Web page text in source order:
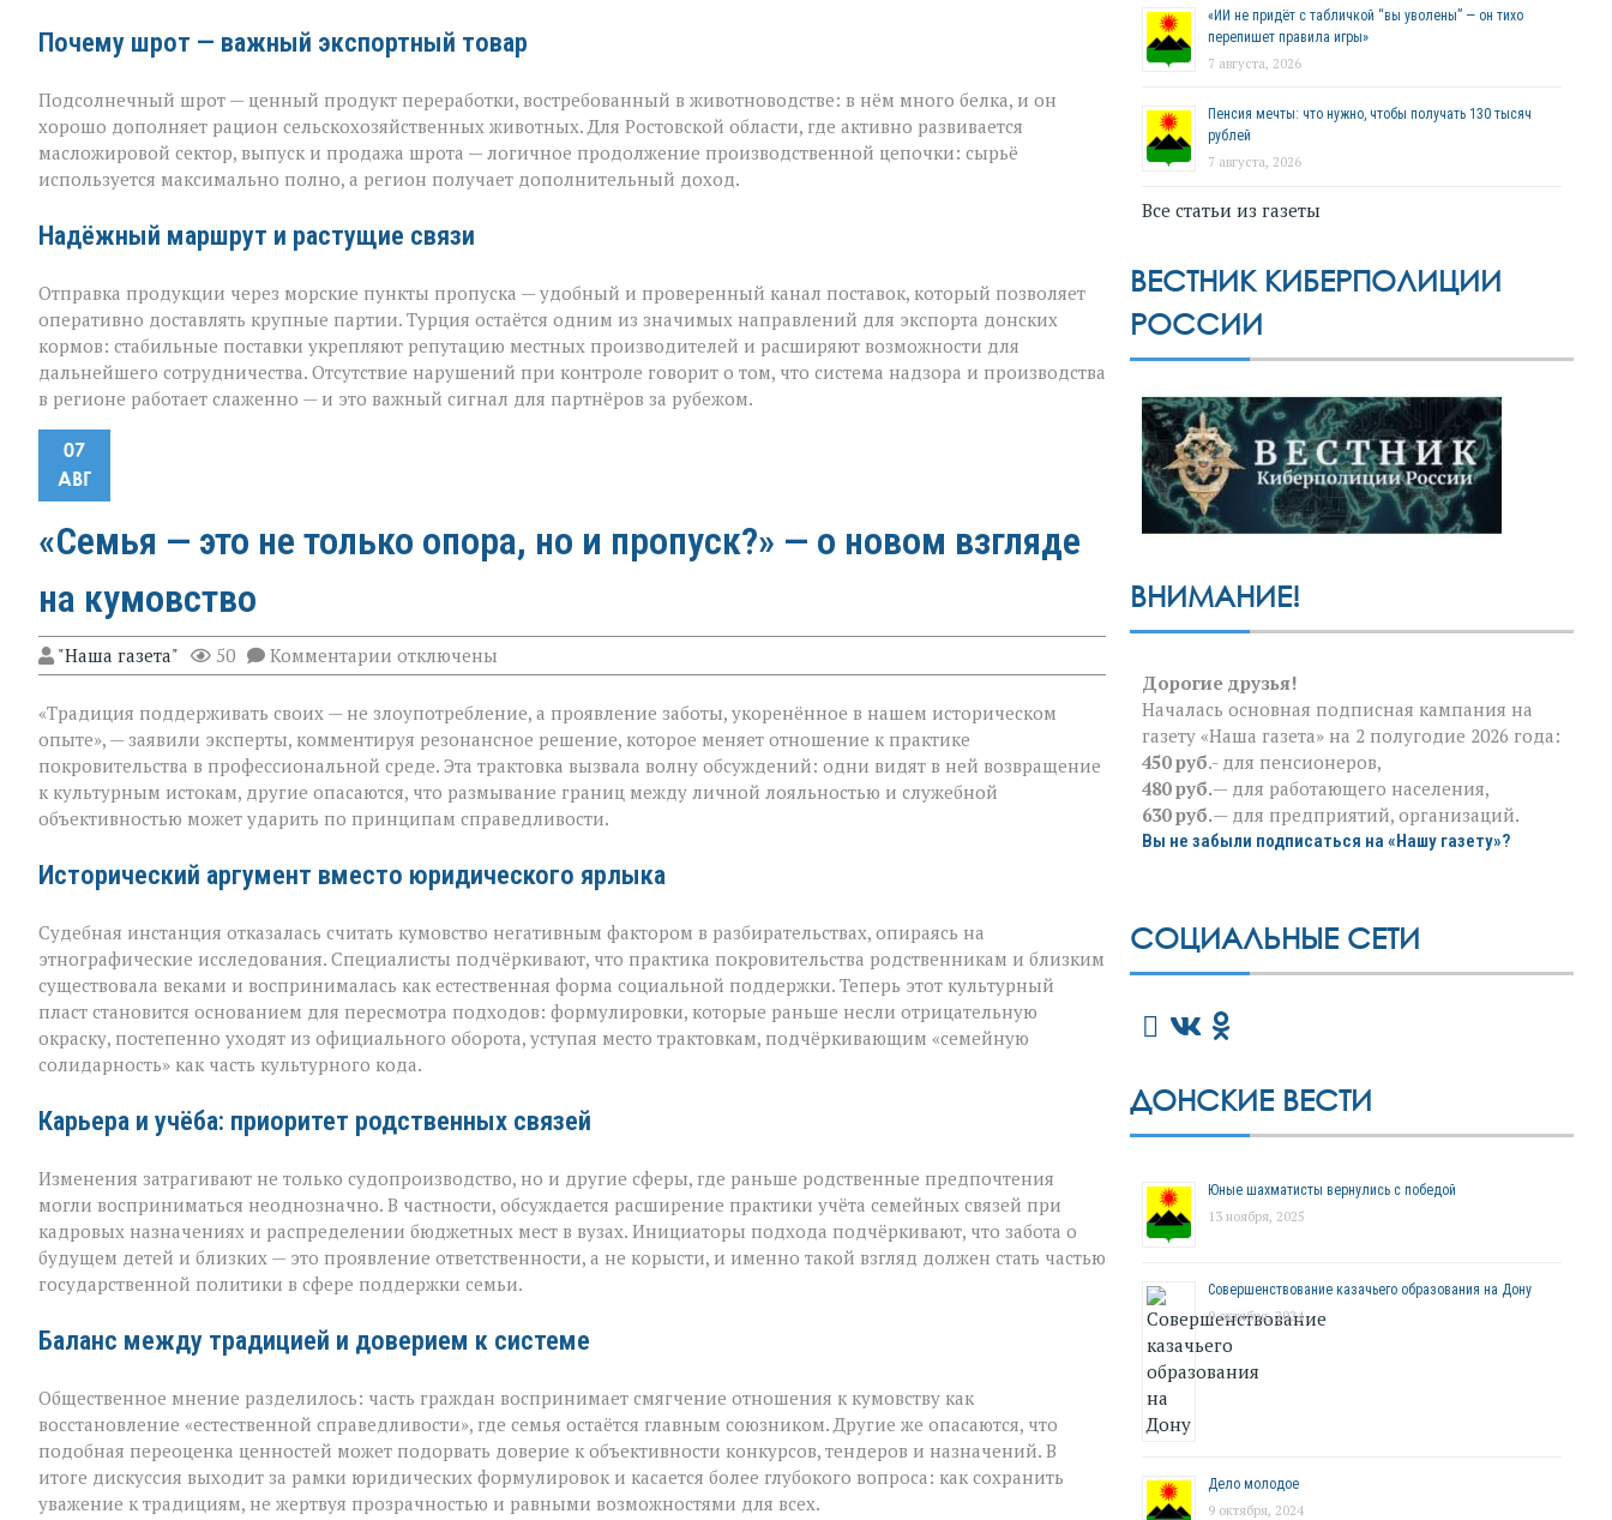
Почему шрот — важный экспортный товар
Подсолнечный шрот — ценный продукт переработки, востребованный в животноводстве: в нём много белка, и он
хорошо дополняет рацион сельскохозяйственных животных. Для Ростовской области, где активно развивается
масложировой сектор, выпуск и продажа шрота — логичное продолжение производственной цепочки: сырьё
используется максимально полно, а регион получает дополнительный доход.
Надёжный маршрут и растущие связи
Отправка продукции через морские пункты пропуска — удобный и проверенный канал поставок, который позволяет
оперативно доставлять крупные партии. Турция остаётся одним из значимых направлений для экспорта донских
кормов: стабильные поставки укрепляют репутацию местных производителей и расширяют возможности для
дальнейшего сотрудничества. Отсутствие нарушений при контроле говорит о том, что система надзора и производства
в регионе работает слаженно — и это важный сигнал для партнёров за рубежом.
07
АВГ
«Семья — это не только опора, но и пропуск?» — о новом взгляде
на кумовство
"Наша газета" 50 Комментарии к
записи
не
только
опора,
но
и
пропуск?» — о
на
отключены
«Традиция поддерживать своих — не злоупотребление, а проявление заботы, укоренённое в нашем историческом
опыте», — заявили эксперты, комментируя резонансное решение, которое меняет отношение к практике
покровительства в профессиональной среде. Эта трактовка вызвала волну обсуждений: одни видят в ней возвращение
к культурным истокам, другие опасаются, что размывание границ между личной лояльностью и служебной
объективностью может ударить по принципам справедливости.
Исторический аргумент вместо юридического ярлыка
Судебная инстанция отказалась считать кумовство негативным фактором в разбирательствах, опираясь на
этнографические исследования. Специалисты подчёркивают, что практика покровительства родственникам и близким
существовала веками и воспринималась как естественная форма социальной поддержки. Теперь этот культурный
пласт становится основанием для пересмотра подходов: формулировки, которые раньше несли отрицательную
окраску, постепенно уходят из официального оборота, уступая место трактовкам, подчёркивающим «семейную
солидарность» как часть культурного кода.
Карьера и учёба: приоритет родственных связей
Изменения затрагивают не только судопроизводство, но и другие сферы, где раньше родственные предпочтения
могли восприниматься неоднозначно. В частности, обсуждается расширение практики учёта семейных связей при
кадровых назначениях и распределении бюджетных мест в вузах. Инициаторы подхода подчёркивают, что забота о
будущем детей и близких — это проявление ответственности, а не корысти, и именно такой взгляд должен стать частью
государственной политики в сфере поддержки семьи.
Баланс между традицией и доверием к системе
Общественное мнение разделилось: часть граждан воспринимает смягчение отношения к кумовству как
восстановление «естественной справедливости», где семья остаётся главным союзником. Другие же опасаются, что
подобная переоценка ценностей может подорвать доверие к объективности конкурсов, тендеров и назначений. В
итоге дискуссия выходит за рамки юридических формулировок и касается более глубокого вопроса: как сохранить
уважение к традициям, не жертвуя прозрачностью и равными возможностями для всех.
«ИИ не придёт с табличкой “вы уволены” — он тихо
перепишет правила игры»
7 августа, 2026
Пенсия мечты: что нужно, чтобы получать 130 тысяч
рублей
7 августа, 2026
Все статьи из газеты
ВЕСТНИК КИБЕРПОЛИЦИИ
РОССИИ
ВНИМАНИЕ!
Дорогие друзья!
Началась основная подписная кампания на
газету «Наша газета» на 2 полугодие 2026 года:
450 руб.- для пенсионеров,
480 руб.— для работающего населения,
630 руб.— для предприятий, организаций.
Вы не забыли подписаться на «Нашу газету»?
СОЦИАЛЬНЫЕ СЕТИ
ДОНСКИЕ ВЕСТИ
Юные шахматисты вернулись с победой
13 ноября, 2025
Совершенствование казачьего образования на Дону
9 октября, 2024
Дело молодое
9 октября, 2024